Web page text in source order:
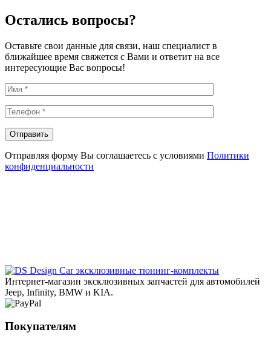
Остались вопросы?
Оставьте свои данные для связи, наш специалист в
ближайшее время свяжется с Вами и ответит на все
интересующие Вас вопросы!
Отправляя форму Вы соглашаетесь с условиями Политики
конфиденциальности
эксклюзивные тюнинг-комплекты
Интернет-магазин эксклюзивных запчастей для автомобилей
Jeep, Infinity, BMW и KIA.
Покупателям